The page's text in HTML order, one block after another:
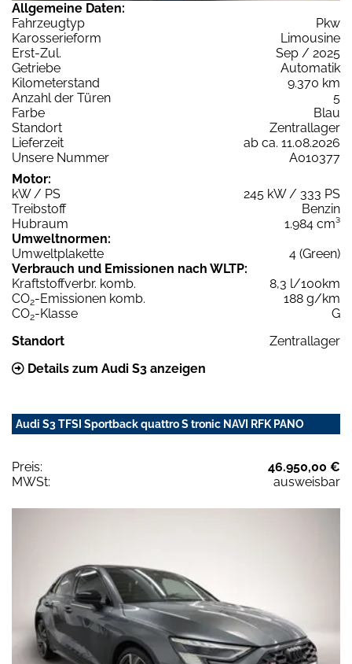
Allgemeine Daten:
Fahrzeugtyp
Pkw
Karosserieform
Limousine
Erst-Zul.
Sep / 2025
Getriebe
Automatik
Kilometerstand
9.370 km
Anzahl der Türen
5
Farbe
Blau
Standort
Zentrallager
Lieferzeit
ab ca. 11.08.2026
Unsere Nummer
A010377
Motor:
kW / PS
245 kW / 333 PS
Treibstoff
Benzin
Hubraum
1.984 cm³
Umweltnormen:
Umweltplakette
4 (Green)
Verbrauch und Emissionen nach WLTP:
Kraftstoffverbr. komb.
8,3 l/100km
CO2-Emissionen komb.
188 g/km
CO2-Klasse
G
Standort
Zentrallager
Details zum Audi S3 anzeigen
Audi S3 TFSI Sportback quattro S tronic NAVI RFK PANO
Preis:
46.950,00 €
MWSt:
ausweisbar